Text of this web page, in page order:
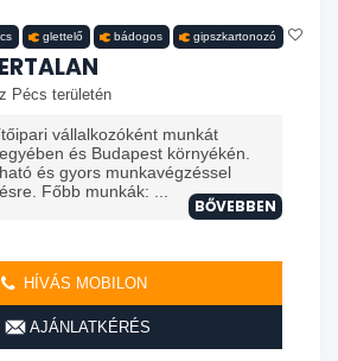
glettelő bádogos gipszkartonozó
Pécs területén
vállalkozóként munkát
és Budapest környékén.
és gyors munkavégzéssel
Főbb munkák: ...
BŐVEBBEN
HÍVÁS MOBILON
AJÁNLATKÉRÉS